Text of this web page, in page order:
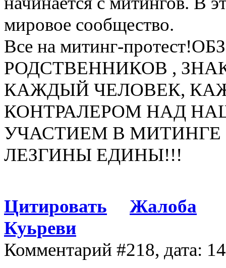
мировое сообщество.
Все на митинг-
РОДСТВЕННИКОВ ,
КАЖДЫЙ ЧЕЛОВЕК,
КОНТРАЛЕРОМ НАД
УЧАСТИЕМ В МИТИНГЕ
ЛЕЗГИНЫ ЕДИНЫ!!!
Цитировать
Жалоба
Куьреви
Комментарий #218, дата: